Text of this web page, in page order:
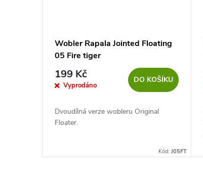
Wobler Rapala Jointed Floating
05 Fire tiger
199 Kč
Vyprodáno
DO KOŠÍKU
Dvoudílná verze wobleru Original
Floater.
Kód:J05FT